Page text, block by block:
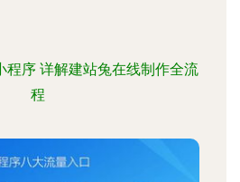
程序 详解建站兔在线制作全流
程